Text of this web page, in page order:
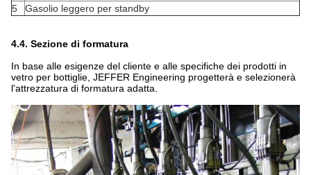
5
Gasolio leggero per standby
4.4. Sezione di formatura
In base alle esigenze del cliente e alle specifiche dei prodotti in
vetro per bottiglie, JEFFER Engineering progetterà e selezionerà
l'attrezzatura di formatura adatta.